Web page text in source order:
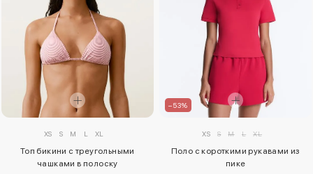
XS S M L XL
Топ бикини с треугольными
чашками в полоску
–53%
XS S M L XL
Поло с короткими рукавами из
пике